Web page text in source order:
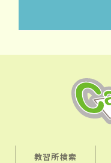
教習所検索